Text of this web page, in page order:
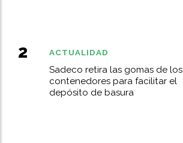
Sadeco retira las gomas de los
contenedores para facilitar el
depósito de basura
ACTUALIDAD